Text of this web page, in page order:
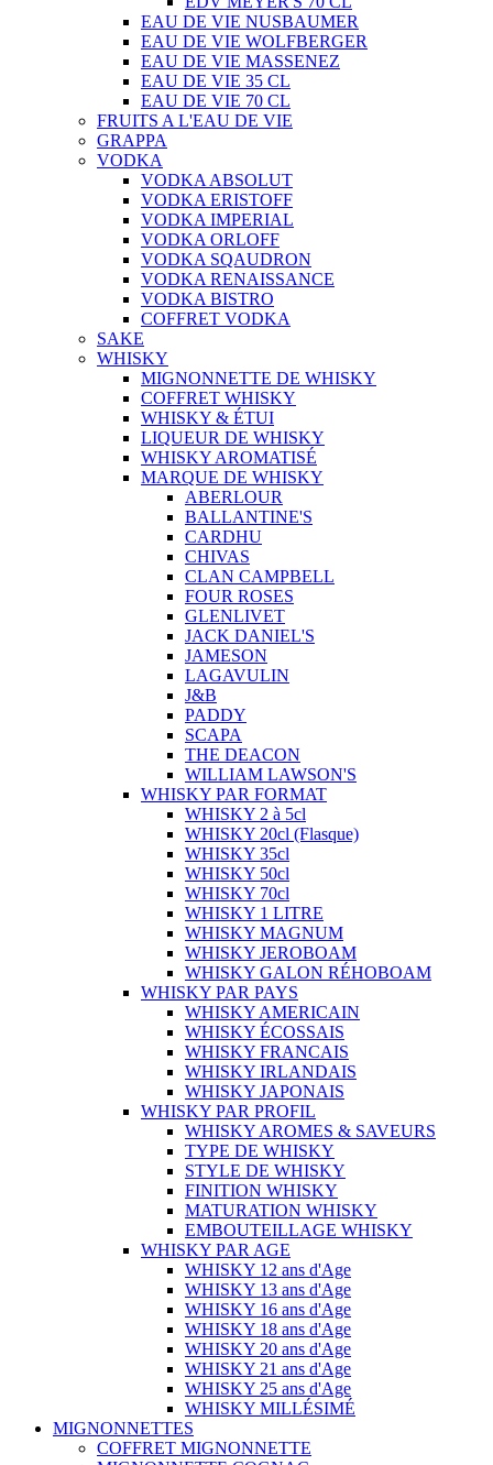
EAU DE VIE NUSBAUMER
EAU DE VIE WOLFBERGER
EAU DE VIE MASSENEZ
EAU DE VIE 35 CL
EAU DE VIE 70 CL
FRUITS A L'EAU DE VIE
GRAPPA
VODKA
VODKA ABSOLUT
VODKA ERISTOFF
VODKA IMPERIAL
VODKA ORLOFF
VODKA SQAUDRON
VODKA RENAISSANCE
VODKA BISTRO
COFFRET VODKA
SAKE
WHISKY
MIGNONNETTE DE WHISKY
COFFRET WHISKY
WHISKY & ÉTUI
LIQUEUR DE WHISKY
WHISKY AROMATISÉ
MARQUE DE WHISKY
ABERLOUR
BALLANTINE'S
CARDHU
CHIVAS
CLAN CAMPBELL
FOUR ROSES
GLENLIVET
JACK DANIEL'S
JAMESON
LAGAVULIN
J&B
PADDY
SCAPA
THE DEACON
WILLIAM LAWSON'S
WHISKY PAR FORMAT
WHISKY 2 à 5cl
WHISKY 20cl (Flasque)
WHISKY 35cl
WHISKY 50cl
WHISKY 70cl
WHISKY 1 LITRE
WHISKY MAGNUM
WHISKY JEROBOAM
WHISKY GALON RÉHOBOAM
WHISKY PAR PAYS
WHISKY AMERICAIN
WHISKY ÉCOSSAIS
WHISKY FRANCAIS
WHISKY IRLANDAIS
WHISKY JAPONAIS
WHISKY PAR PROFIL
WHISKY AROMES & SAVEURS
TYPE DE WHISKY
STYLE DE WHISKY
FINITION WHISKY
MATURATION WHISKY
EMBOUTEILLAGE WHISKY
WHISKY PAR AGE
WHISKY 12 ans d'Age
WHISKY 13 ans d'Age
WHISKY 16 ans d'Age
WHISKY 18 ans d'Age
WHISKY 20 ans d'Age
WHISKY 21 ans d'Age
WHISKY 25 ans d'Age
WHISKY MILLÉSIMÉ
MIGNONNETTES
COFFRET MIGNONNETTE